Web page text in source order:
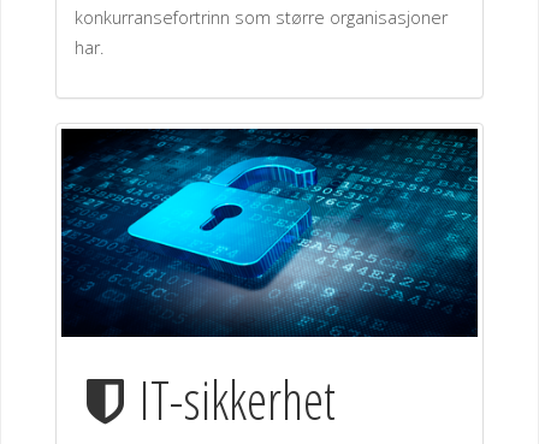
konkurransefortrinn som større organisasjoner
har.
IT-sikkerhet